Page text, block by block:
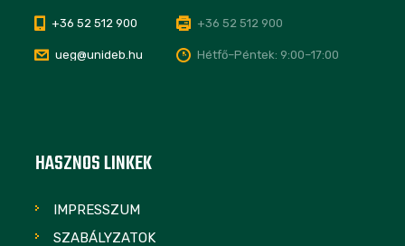
+36 52 512 900 +36 52 512 900
ueg@unideb.hu Hétfő–Péntek: 9:00–17:00
HASZNOS LINKEK
IMPRESSZUM
SZABÁLYZATOK